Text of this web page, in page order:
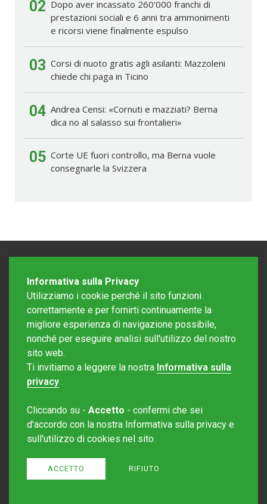
02 Dopo aver incassato 260'000 franchi di
prestazioni sociali e 6 anni tra ammonimenti
e ricorsi viene finalmente espulso
03 Corsi di nuoto gratis agli asilanti: Mazzoleni
chiede chi paga in Ticino
04 Andrea Censi: «Cornuti e mazziati? Berna
dica no al salasso sui frontalieri»
05 Corte UE fuori controllo, ma Berna vuole
consegnarle la Svizzera
Editore Rotostampa SA
Sito creato daRedesign
Informativa sulla Privacy
Utilizziamo i cookie perché il sito funzioni
correttamente e per fornirti continuamente la
migliore esperienza di navigazione possibile,
nonché per eseguire analisi sull'utilizzo del nostro
sito web.
Ti invitiamo a leggere la nostra Informativa sulla
privacy .
Cliccando su - Accetto - confermi che sei
d'accordo con la nostra Informativa sulla privacy e
sull'utilizzo di cookies nel sito.
ACCETTO RIFIUTO